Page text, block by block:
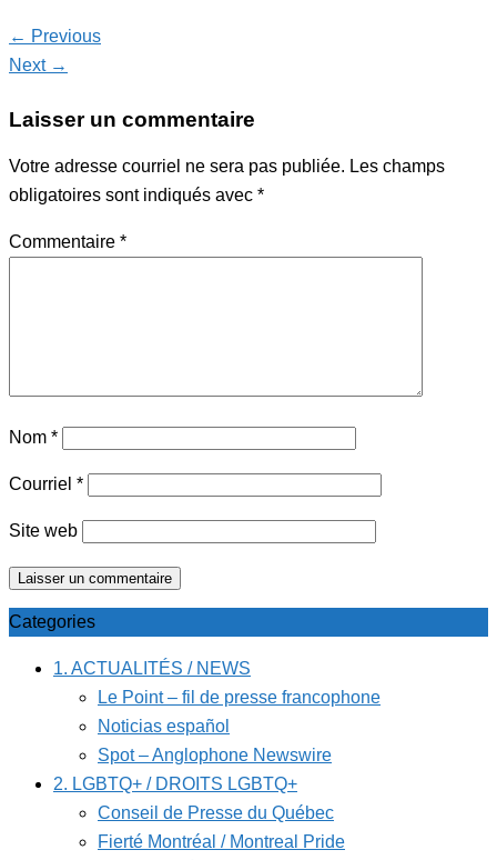
← Previous
Next →
Laisser un commentaire
Votre adresse courriel ne sera pas publiée. Les champs
obligatoires sont indiqués avec *
Commentaire *
Nom *
Courriel *
Site web
Categories
1. ACTUALITÉS / NEWS
Le Point – fil de presse francophone
Noticias español
Spot – Anglophone Newswire
2. LGBTQ+ / DROITS LGBTQ+
Conseil de Presse du Québec
Fierté Montréal / Montreal Pride